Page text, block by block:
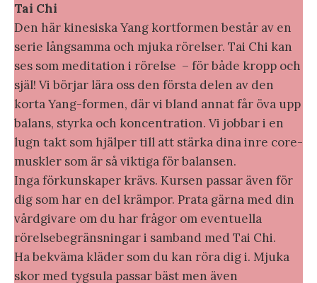
Tai Chi
Den här kinesiska Yang kortformen består av en
serie långsamma och mjuka rörelser. Tai Chi kan
ses som meditation i rörelse – för både kropp och
själ! Vi börjar lära oss den första delen av den
korta Yang-formen, där vi bland annat får öva upp
balans, styrka och koncentration. Vi jobbar i en
lugn takt som hjälper till att stärka dina inre core-
muskler som är så viktiga för balansen.
Inga förkunskaper krävs. Kursen passar även för
dig som har en del krämpor. Prata gärna med din
vårdgivare om du har frågor om eventuella
rörelsebegränsningar i samband med Tai Chi.
Ha bekväma kläder som du kan röra dig i. Mjuka
skor med tygsula passar bäst men även